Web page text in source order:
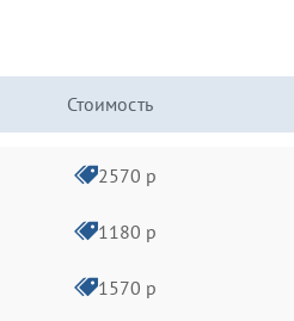
Стоимость
2570 р
1180 р
1570 р